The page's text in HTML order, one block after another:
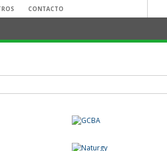
CONTACTO